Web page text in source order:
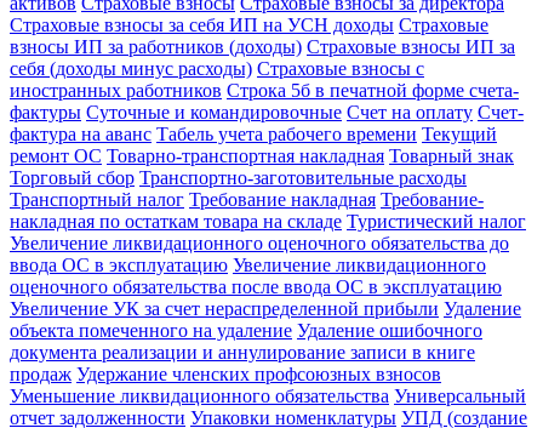
Страховые взносы за себя ИП на УСН доходы Страховые
взносы ИП за работников (доходы) Страховые взносы ИП за
себя (доходы минус расходы) Страховые взносы с
иностранных работников Строка 5б в печатной форме счета-
фактуры Суточные и командировочные Счет на оплату Счет-
фактура на аванс Табель учета рабочего времени Текущий
ремонт ОС Товарно-транспортная накладная Товарный знак
Торговый сбор Транспортно-заготовительные расходы
Транспортный налог Требование накладная Требование-
накладная по остаткам товара на складе Туристический налог
Увеличение ликвидационного оценочного обязательства до
ввода ОС в эксплуатацию Увеличение ликвидационного
оценочного обязательства после ввода ОС в эксплуатацию
Увеличение УК за счет нераспределенной прибыли Удаление
объекта помеченного на удаление Удаление ошибочного
документа реализации и аннулирование записи в книге
продаж Удержание членских профсоюзных взносов
Уменьшение ликвидационного обязательства Универсальный
отчет задолженности Упаковки номенклатуры УПД (создание